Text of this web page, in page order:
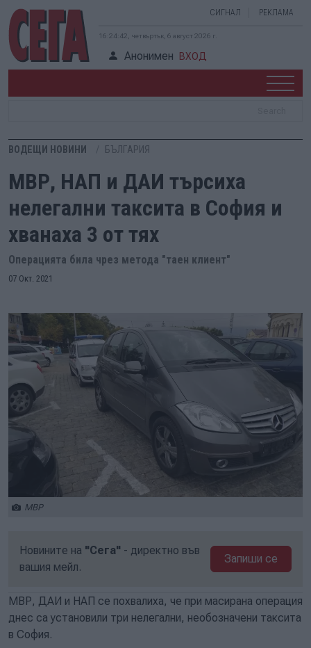
СИГНАЛ РЕКЛАМА
16:24:42, четвъртък, 6 август 2026 г.
Анонимен ВХОД
ВОДЕЩИ НОВИНИ БЪЛГАРИЯ
МВР, НАП и ДАИ търсиха
нелегални таксита в София и
хванаха 3 от тях
Операцията била чрез метода "таен клиент"
07 Окт. 2021
МВР
Новините на "Сега" - директно във
вашия мейл.
Запиши се
МВР, ДАИ и НАП се похвалиха, че при масирана операция
днес са установили три нелегални, необозначени таксита
в София.